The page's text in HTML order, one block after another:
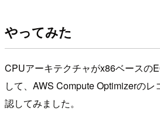
やってみた
CPUアーキテクチャがx86ベースの
して、AWS Compute Optimizerの
認してみました。